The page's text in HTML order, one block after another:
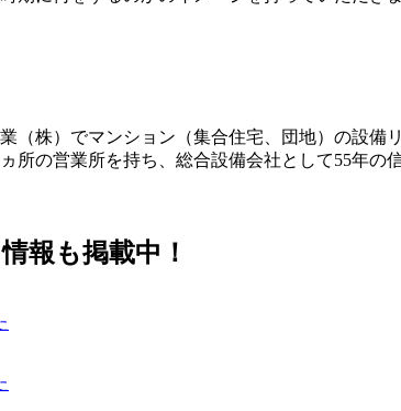
（株）でマンション（集合住宅、団地）の設備
所の営業所を持ち、総合設備会社として55年の
報も掲載中！